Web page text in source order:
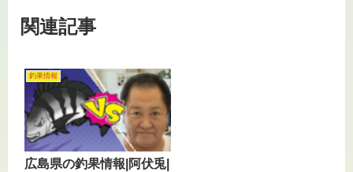
関連記事
釣果情報
広島県の釣果情報|阿伏兎|